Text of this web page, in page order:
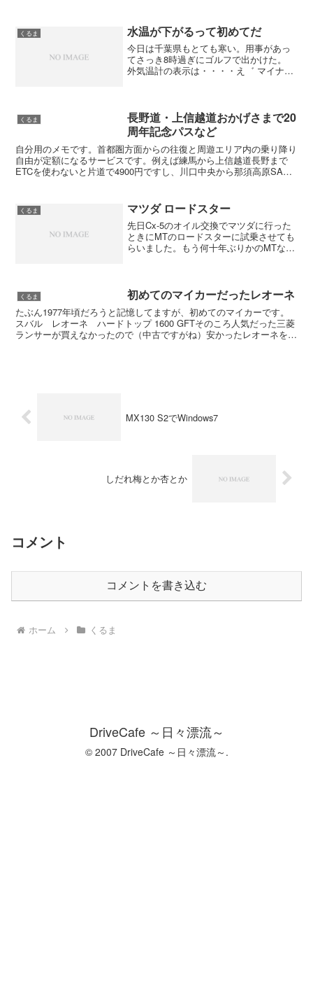
くるま 水温が下がるって初めてだ
今日は千葉県もとても寒い。用事があっ
てさっき8時過ぎにゴルフで出かけた。
外気温計の表示は・・・・え゛ マイナス
3，4キロ走っ...
くるま
長野道・上信越道おかげさまで20
周年記念パスなど
自分用のメモです。首都圏方面からの往復と周遊エリア内の乗り降り
自由が定額になるサービスです。例えば練馬から上信越道長野まで
ETCを使わないと片道で4900円ですし、川口中央から那須高原SAま
くるま マツダ ロードスター
先日Cx-5のオイル交換でマツダに行った
ときにMTのロードスターに試乗させても
らいました。もう何十年ぶりかのMTなの
が狭かったので。...
くるま 初めてのマイカーだったレオーネ
たぶん1977年頃だろうと記憶してますが、初めてのマイカーです。
スバル レオーネ ハードトップ 1600 GFTそのころ人気だった三菱
ランサーが買えなかったので（中古ですがね）安かったレオーネを買
MX130 S2でWindows7
しだれ梅とか杏とか
コメント
コメントを書き込む
ホーム くるま
DriveCafe ～日々漂流～
© 2007 DriveCafe ～日々漂流～.